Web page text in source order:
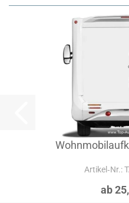
Artikel‑Nr.:
ab